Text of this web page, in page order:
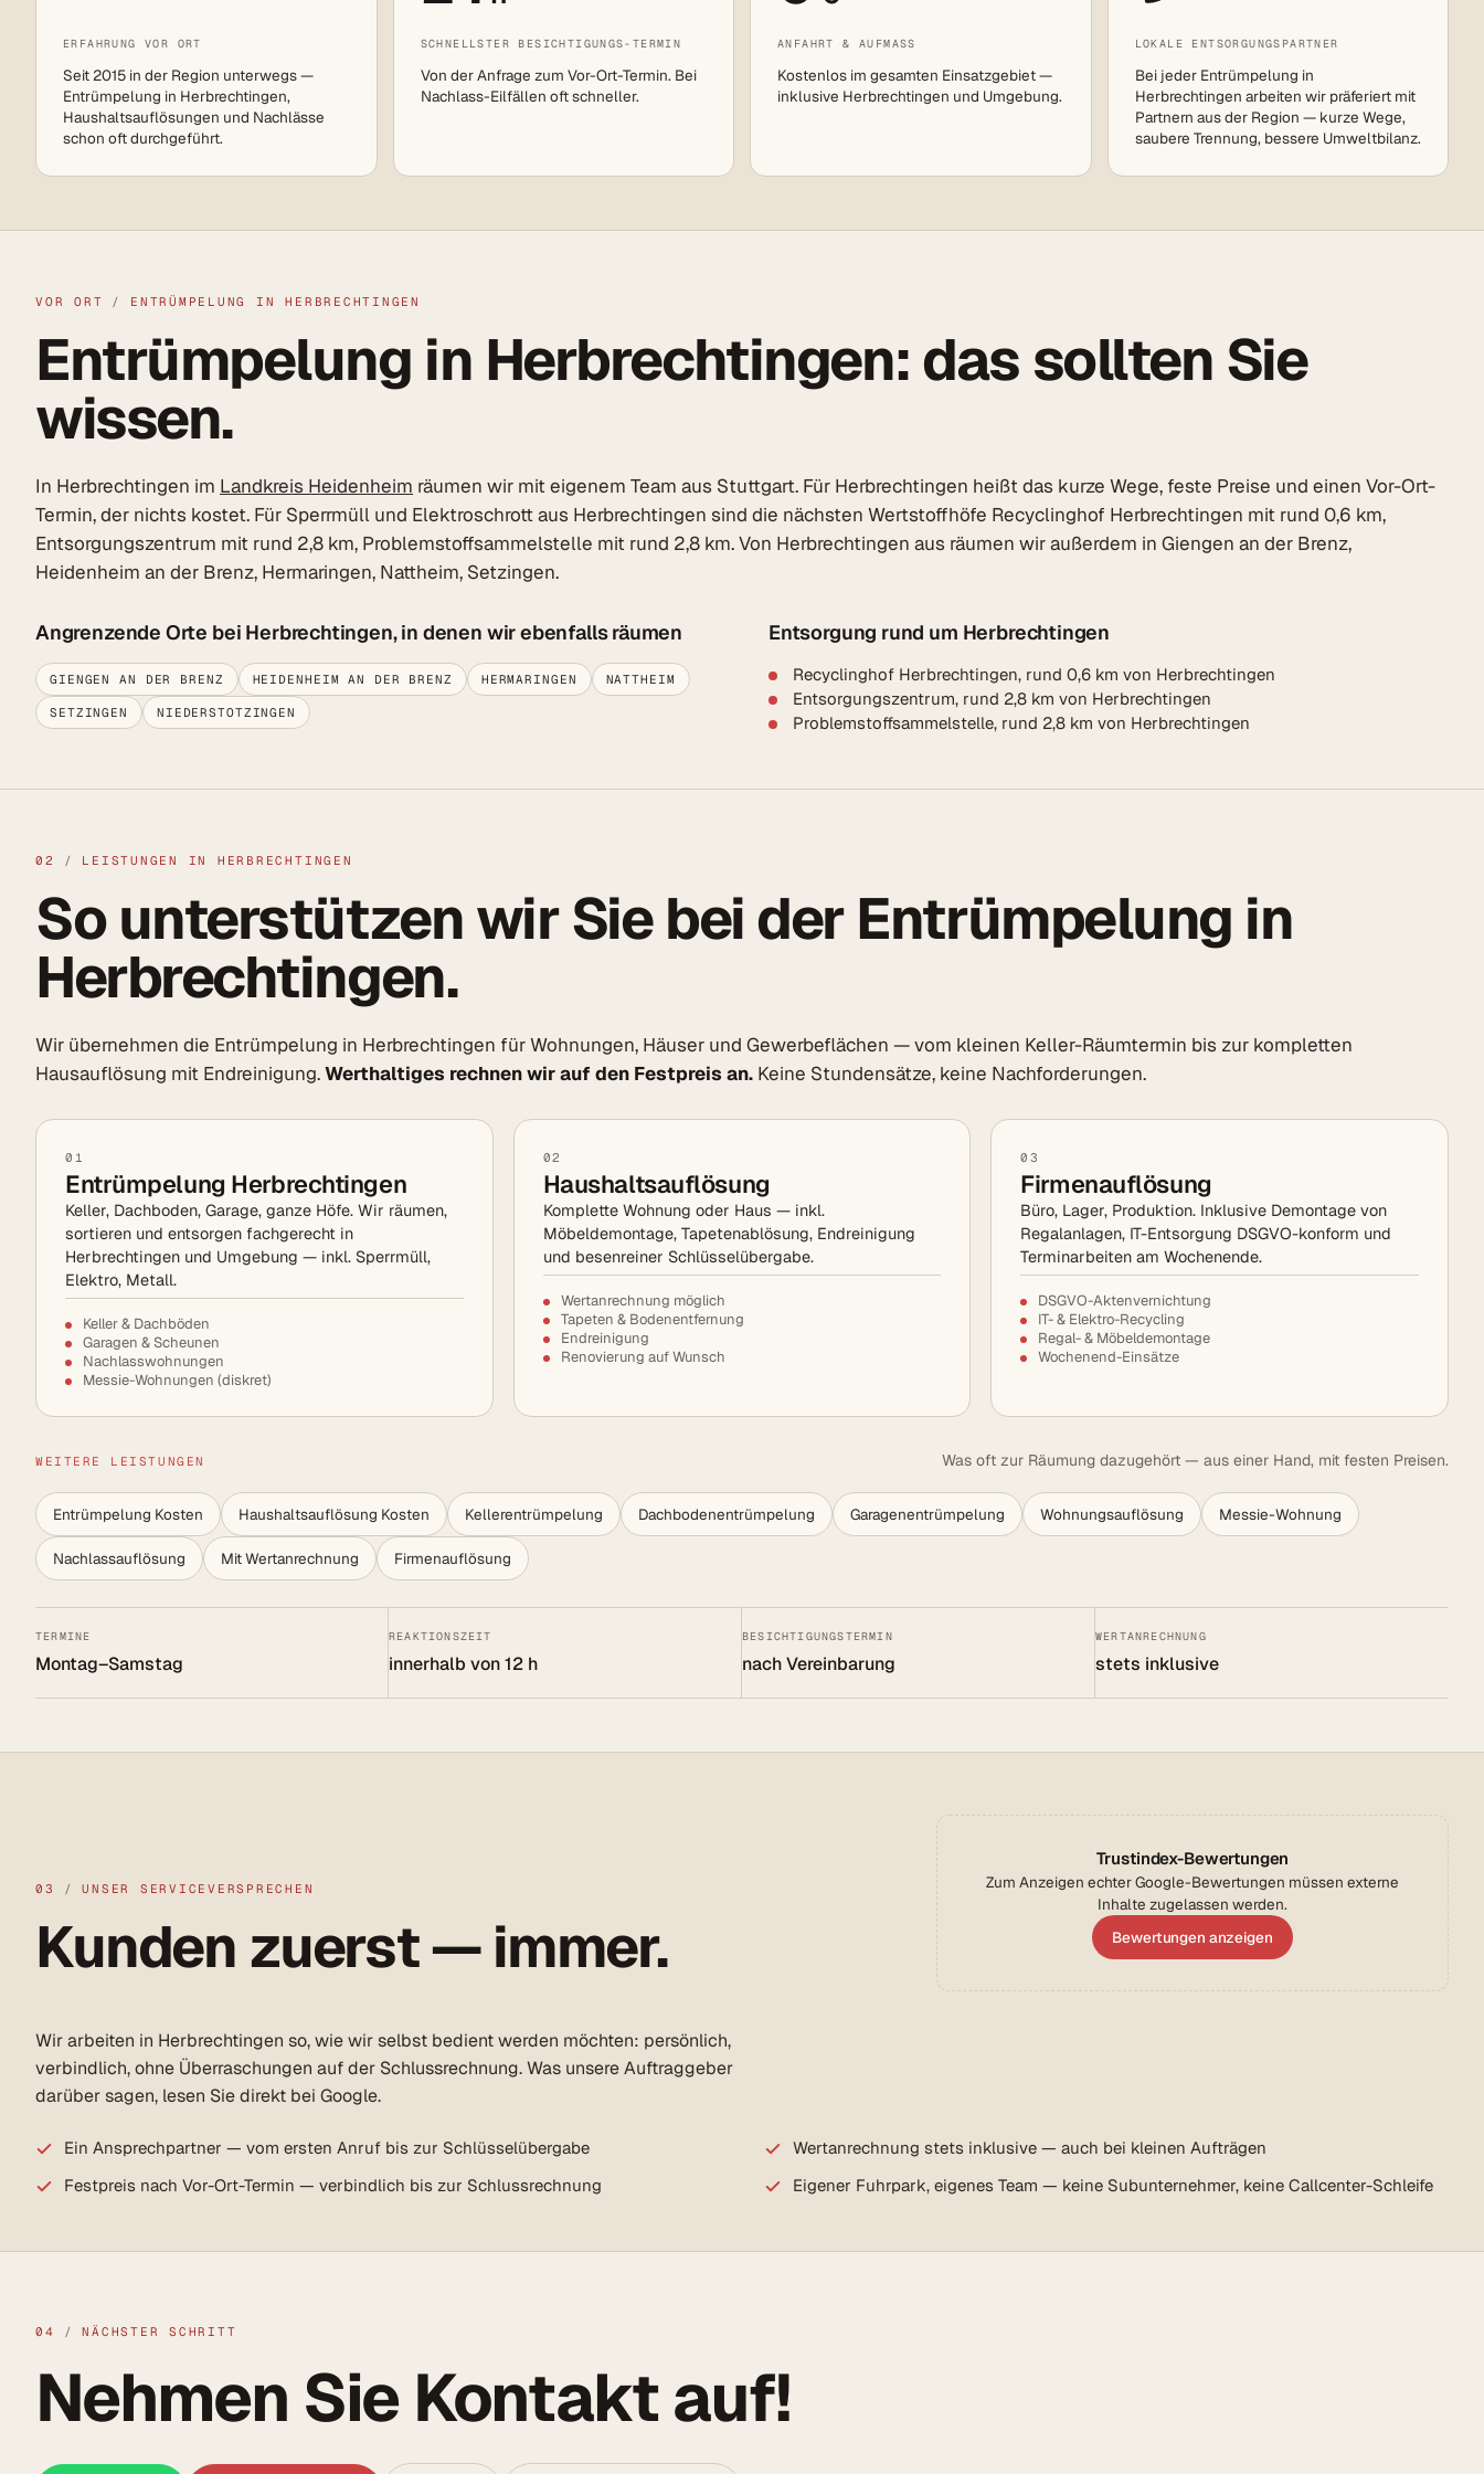
ERFAHRUNG VOR ORT
Seit 2015 in der Region unterwegs —
Entrümpelung in Herbrechtingen,
Haushaltsauflösungen und Nachlässe
schon oft durchgeführt.
SCHNELLSTER BESICHTIGUNGS-TERMIN
Von der Anfrage zum Vor-Ort-Termin. Bei
Nachlass-Eilfällen oft schneller.
ANFAHRT & AUFMASS
Kostenlos im gesamten Einsatzgebiet —
inklusive Herbrechtingen und Umgebung.
LOKALE ENTSORGUNGSPARTNER
Bei jeder Entrümpelung in
Herbrechtingen arbeiten wir präferiert mit
Partnern aus der Region — kurze Wege,
saubere Trennung, bessere Umweltbilanz.
VOR ORT / ENTRÜMPELUNG IN HERBRECHTINGEN
Entrümpelung in Herbrechtingen: das sollten Sie
wissen.
In Herbrechtingen im Landkreis Heidenheim räumen wir mit eigenem Team aus Stuttgart. Für Herbrechtingen heißt das kurze Wege, feste Preise und einen Vor-Ort-
Termin, der nichts kostet. Für Sperrmüll und Elektroschrott aus Herbrechtingen sind die nächsten Wertstoffhöfe Recyclinghof Herbrechtingen mit rund 0,6 km,
Entsorgungszentrum mit rund 2,8 km, Problemstoffsammelstelle mit rund 2,8 km. Von Herbrechtingen aus räumen wir außerdem in Giengen an der Brenz,
Heidenheim an der Brenz, Hermaringen, Nattheim, Setzingen.
Angrenzende Orte bei Herbrechtingen, in denen wir ebenfalls räumen
GIENGEN AN DER BRENZ HEIDENHEIM AN DER BRENZ HERMARINGEN NATTHEIM
SETZINGEN NIEDERSTOTZINGEN
Entsorgung rund um Herbrechtingen
Recyclinghof Herbrechtingen, rund 0,6 km von Herbrechtingen
Entsorgungszentrum, rund 2,8 km von Herbrechtingen
Problemstoffsammelstelle, rund 2,8 km von Herbrechtingen
02 / LEISTUNGEN IN HERBRECHTINGEN
So unterstützen wir Sie bei der Entrümpelung in
Herbrechtingen.
Wir übernehmen die Entrümpelung in Herbrechtingen für Wohnungen, Häuser und Gewerbeflächen — vom kleinen Keller-Räumtermin bis zur kompletten
Hausauflösung mit Endreinigung.Werthaltiges rechnen wir auf den Festpreis an. Keine Stundensätze, keine Nachforderungen.
01
Entrümpelung Herbrechtingen
Keller, Dachboden, Garage, ganze Höfe. Wir räumen,
sortieren und entsorgen fachgerecht in
Herbrechtingen und Umgebung — inkl. Sperrmüll,
Elektro, Metall.
Keller & Dachböden
Garagen & Scheunen
Nachlasswohnungen
Messie-Wohnungen (diskret)
02
Haushaltsauflösung
Komplette Wohnung oder Haus — inkl.
Möbeldemontage, Tapetenablösung, Endreinigung
und besenreiner Schlüsselübergabe.
Wertanrechnung möglich
Tapeten & Bodenentfernung
Endreinigung
Renovierung auf Wunsch
03
Firmenauflösung
Büro, Lager, Produktion. Inklusive Demontage von
Regalanlagen, IT-Entsorgung DSGVO-konform und
Terminarbeiten am Wochenende.
DSGVO-Aktenvernichtung
IT- & Elektro-Recycling
Regal- & Möbeldemontage
Wochenend-Einsätze
WEITERE LEISTUNGEN Was oft zur Räumung dazugehört — aus einer Hand, mit festen Preisen.
Entrümpelung Kosten Haushaltsauflösung Kosten Kellerentrümpelung Dachbodenentrümpelung Garagenentrümpelung Wohnungsauflösung Messie-Wohnung
Nachlassauflösung Mit Wertanrechnung Firmenauflösung
TERMINE
Montag–Samstag
REAKTIONSZEIT
innerhalb von 12 h
BESICHTIGUNGSTERMIN
nach Vereinbarung
WERTANRECHNUNG
stets inklusive
03 / UNSER SERVICEVERSPRECHEN
Kunden zuerst — immer.
Trustindex-Bewertungen
Zum Anzeigen echter Google-Bewertungen müssen externe
Inhalte zugelassen werden.
Bewertungen anzeigen
Wir arbeiten in Herbrechtingen so, wie wir selbst bedient werden möchten: persönlich,
verbindlich, ohne Überraschungen auf der Schlussrechnung. Was unsere Auftraggeber
darüber sagen, lesen Sie direkt bei Google.
Ein Ansprechpartner — vom ersten Anruf bis zur Schlüsselübergabe
Wertanrechnung stets inklusive — auch bei kleinen Aufträgen
Festpreis nach Vor-Ort-Termin — verbindlich bis zur Schlussrechnung
Eigener Fuhrpark, eigenes Team — keine Subunternehmer, keine Callcenter-Schleife
04 / NÄCHSTER SCHRITT
Nehmen Sie Kontakt auf!